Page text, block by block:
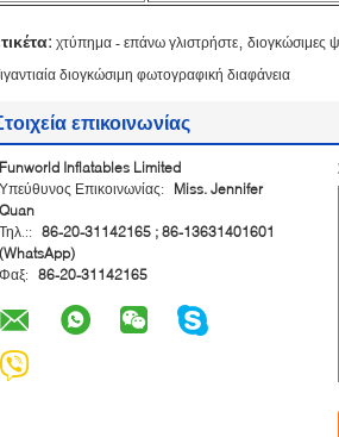
χτύπημα - επάνω γλιστρήστε διογκώσιμες
διογκώσιμη φωτογραφική διαφάνεια
επικοινωνίας
Funworld Inflatables Limited
Υπεύθυνος Επικοινωνίας:
Miss. Jennifer
Quan
Τηλ.:: 86-20-31142165 ; 86-13631401601
(WhatsApp)
Φαξ: 86-20-31142165